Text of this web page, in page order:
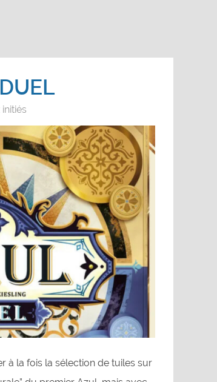
à la fois la sélection de tuiles sur